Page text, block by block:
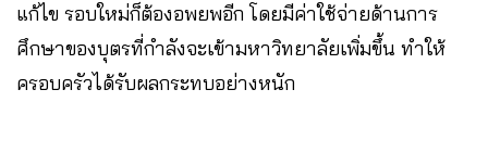
แก้ไข รอบใหม่ก็ต้องอพยพอีก โดยมีค่าใช้จ่ายด้านการ
ศึกษาของบุตรที่กำลังจะเข้ามหาวิทยาลัยเพิ่มขึ้น ทำให้
ครอบครัวได้รับผลกระทบอย่างหนัก